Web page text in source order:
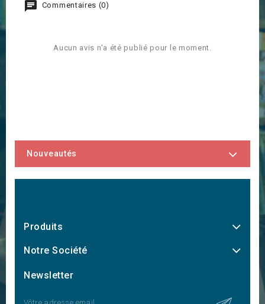
Commentaires (0)
Aucun avis n'a été publié pour le moment.
Nouveautés
Produits
Notre Société
Newsletter